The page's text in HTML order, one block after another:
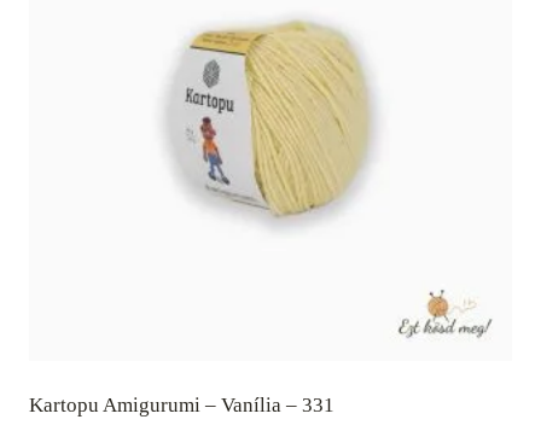
Kartopu Amigurumi – Vanília – 331